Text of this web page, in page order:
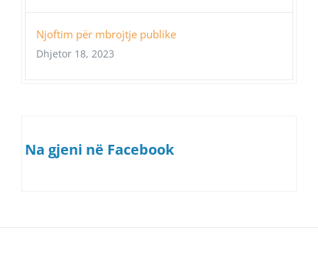
Njoftim për mbrojtje publike
Dhjetor 18, 2023
Na gjeni në Facebook